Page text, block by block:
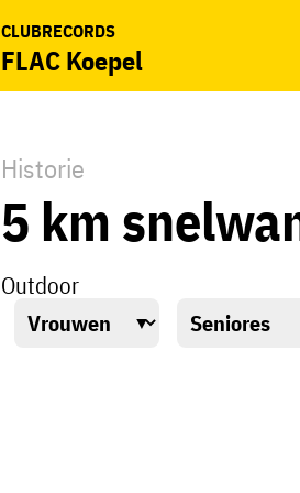
CLUBRECORDS
FLAC Koepel
Historie
5 km
Outdoor